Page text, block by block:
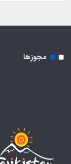
مجوزها